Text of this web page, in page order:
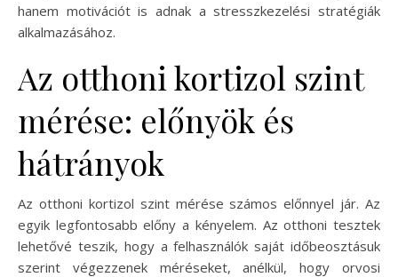
hanem motivációt is adnak a stresszkezelési stratégiák
alkalmazásához.
Az otthoni kortizol szint
mérése: előnyök és
hátrányok
Az otthoni kortizol szint mérése számos előnnyel jár. Az
egyik legfontosabb előny a kényelem. Az otthoni tesztek
lehetővé teszik, hogy a felhasználók saját időbeosztásuk
szerint végezzenek méréseket, anélkül, hogy orvosi